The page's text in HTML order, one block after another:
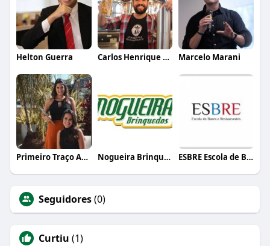
Helton Guerra Carlos Henrique de Faria Vasconcelos Marcelo Marani
Primeiro Traço Arquitetura Nogueira Brinquedos ESBRE Escola de Bares e Restaurantes
Seguidores(0)
Curtiu (1)